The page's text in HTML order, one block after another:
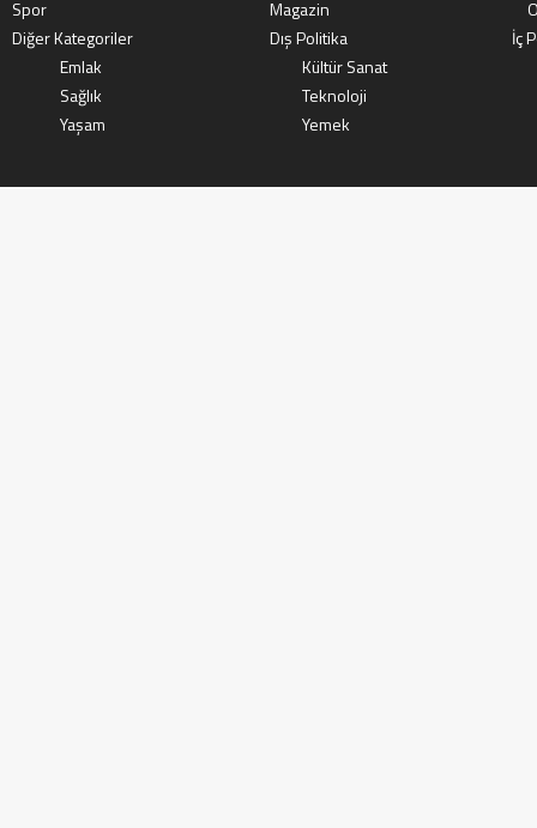
Spor
Magazin
Diğer Kategoriler
Dış Politika
İç
Emlak
Kültür Sanat
Sağlık
Teknoloji
Yaşam
Yemek